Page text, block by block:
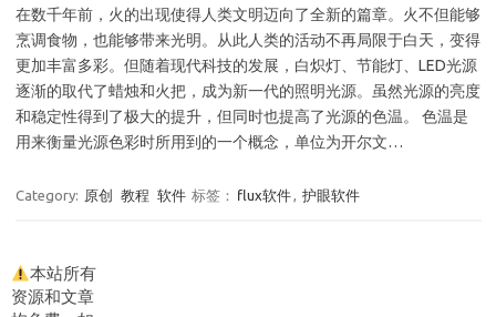
在数千年前，火的出现使得人类文明迈向了全新的篇章。火不但能够
烹调食物，也能够带来光明。从此人类的活动不再局限于白天，变得
更加丰富多彩。但随着现代科技的发展，白炽灯、节能灯、LED光源
逐渐的取代了蜡烛和火把，成为新一代的照明光源。虽然光源的亮度
和稳定性得到了极大的提升，但同时也提高了光源的色温。 色温是
用来衡量光源色彩时所用到的一个概念，单位为开尔文…
Category: 原创 教程 软件 标签： flux软件, 护眼软件
本站所有
资源和文章